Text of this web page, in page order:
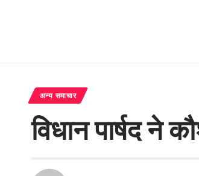
अन्य समाचार
विधान पार्षद ने